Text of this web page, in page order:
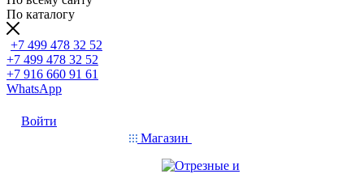
По каталогу
+7 499 478 32 52
+7 499 478 32 52
+7 916 660 91 61
WhatsApp
Войти
Магазин